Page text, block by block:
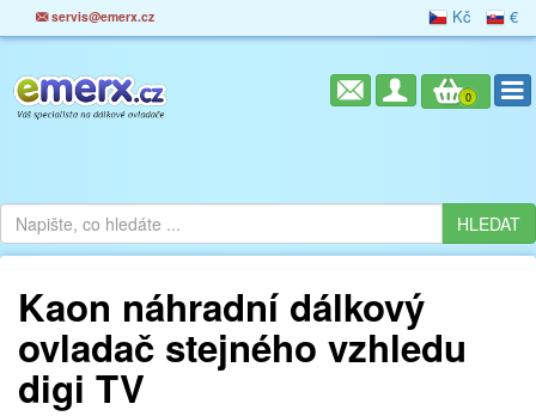
servis@emerx.cz Kč €
0
Kaon náhradní dálkový
ovladač stejného vzhledu
digi TV